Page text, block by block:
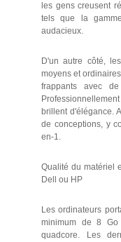
les gens creusent
tels que la
audacieux.
D'un autre côté,
moyens et
frappants avec
brillent d'élégance.
de conceptions, y
en-1.
Qualité du matériel
Dell ou HP
Les ordinateurs
minimum de 8
quadcore. Les